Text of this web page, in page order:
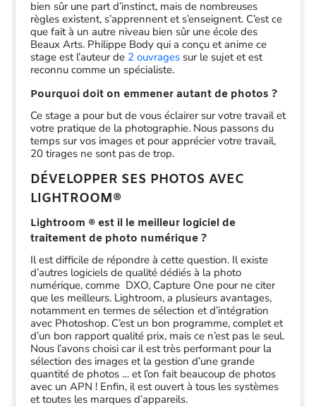
bien sûr une part d’instinct, mais de nombreuses
règles existent, s’apprennent et s’enseignent. C’est ce
que fait à un autre niveau bien sûr une école des
Beaux Arts. Philippe Body qui a conçu et anime ce
stage est l’auteur de 2 ouvragessur le sujet et est
reconnu comme un spécialiste.
Pourquoi doit on emmener autant de photos ?
Ce stage a pour but de vous éclairer sur votre travail et
votre pratique de la photographie. Nous passons du
temps sur vos images et pour apprécier votre travail,
20 tirages ne sont pas de trop.
DÉVELOPPER SES PHOTOS AVEC
LIGHTROOM®
Lightroom ® est il le meilleur logiciel de
traitement de photo numérique ?
Il est difficile de répondre à cette question. Il existe
d’autres logiciels de qualité dédiés à la photo
numérique, comme DXO, Capture One pour ne citer
que les meilleurs. Lightroom, a plusieurs avantages,
notamment en termes de sélection et d’intégration
avec Photoshop. C’est un bon programme, complet et
d’un bon rapport qualité prix, mais ce n’est pas le seul.
Nous l’avons choisi car il est très performant pour la
sélection des images et la gestion d’une grande
quantité de photos … et l’on fait beaucoup de photos
avec un APN ! Enfin, il est ouvert à tous les systèmes
et toutes les marques d’appareils.